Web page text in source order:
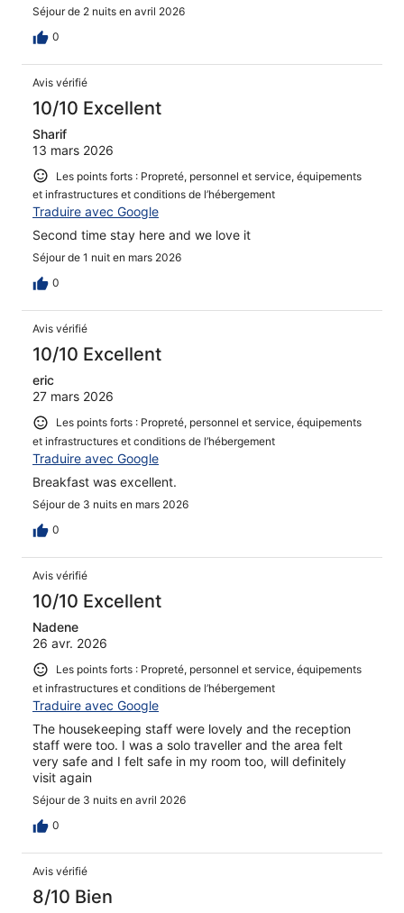
Séjour de 2 nuits en avril 2026
0
Avis vérifié
10/10 Excellent
Sharif
13 mars 2026
Les points forts : Propreté, personnel et service, équipements
et infrastructures et conditions de l’hébergement
Traduire avec Google
Second time stay here and we love it
Séjour de 1 nuit en mars 2026
0
Avis vérifié
10/10 Excellent
eric
27 mars 2026
Les points forts : Propreté, personnel et service, équipements
et infrastructures et conditions de l’hébergement
Traduire avec Google
Breakfast was excellent.
Séjour de 3 nuits en mars 2026
0
Avis vérifié
10/10 Excellent
Nadene
26 avr. 2026
Les points forts : Propreté, personnel et service, équipements
et infrastructures et conditions de l’hébergement
Traduire avec Google
The housekeeping staff were lovely and the reception
staff were too. I was a solo traveller and the area felt
very safe and I felt safe in my room too, will definitely
visit again
Séjour de 3 nuits en avril 2026
0
Avis vérifié
8/10 Bien